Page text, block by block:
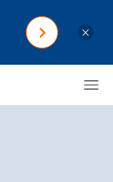
×